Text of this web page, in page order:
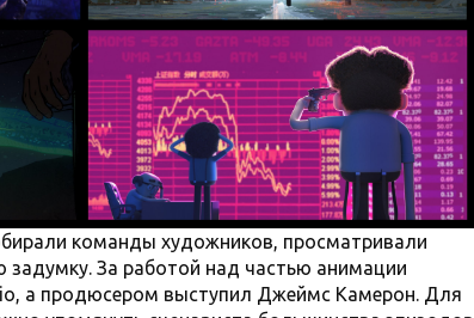
команды художников, просматривали
задумку. За работой над частью анимации
а продюсером выступил Джеймс Камерон. Для